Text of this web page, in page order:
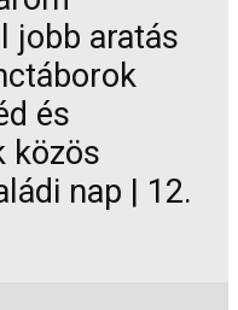
jobb aratás
és
közös
nap | 12.